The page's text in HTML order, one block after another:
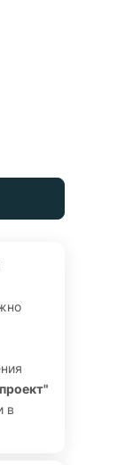
40°
из
защита от
комплекте.
в